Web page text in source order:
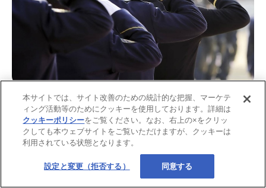
画像：iStock.com/akiyoko
まず保険者番号とは、保険証の下部に記載されている数字
で、 社会保険は8桁、国民健康保険は6桁 となっています。こ
の保険者番号からわかるのは、公的医療保険の種類や職業で
本サイトでは、サイト改善のための統計的な把握、マーケテ
ィング活動等のためにクッキーを使用しております。詳細は
クッキーポリシーをご覧ください。なお、右上の×をクリッ
クしても本ウェブサイトをご覧いただけますが、クッキーは
利用されている状態となります。
設定と変更（拒否する） 同意する